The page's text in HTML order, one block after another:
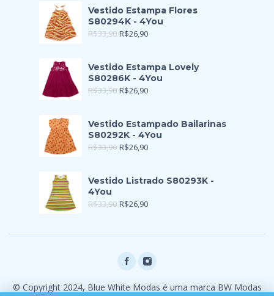
Vestido Estampa Flores
S80294K - 4You
R$33,90 R$26,90
Vestido Estampa Lovely
S80286K - 4You
R$33,90 R$26,90
Vestido Estampado Bailarinas
S80292K - 4You
R$33,90 R$26,90
Vestido Listrado S80293K -
4You
R$33,90 R$26,90
© Copyright 2024, Blue White Modas é uma marca BW Modas